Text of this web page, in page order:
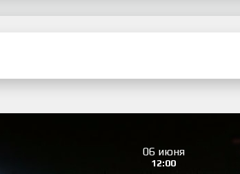
06 июня
12:00